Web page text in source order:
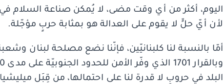
اليوم، أكثر من أي وقت مضى، لا يُمكن صناعة السلام
لأن أيّ حلٍّ لا يقوم على العدالة هو بمثابة حربٍ مؤجّلة.
أمّا بالنسبة لنا كلبنانيّين، فإنّنا نضع مصلحة لبنان
البلد في حروبٍ لا قدرة لنا على احتمالها، من قِبَل